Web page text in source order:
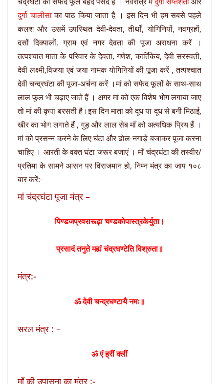
दुर्गा चालीसाका पाठ किया जाता है । इस दिन भी हम सबसे पहले
कलश और उसमें उपस्थित देवी-देवता, तीर्थों, योगिनियों, नवग्रहों,
दसों दिक्पालों, ग्राम एवं नगर देवता की पूजा अराधना करें ।
तत्पश्चात माता के परिवार के देवता, गणेश, कार्तिकेय, देवी सरस्वती,
देवी लक्ष्मी,विजया एवं जया नामक योगिनियों की पूजा करें , तत्पश्चात
देवी चन्द्रघंटा की पूजा-अर्चना करें ।मां को सफेद फूलों के साथ-साथ
लाल फूल भी चढ़ाए जाते हैं । अगर मां को एक विशेष भोग लगाया जाए
तो मां की कृपा बरसती है।इस दिन माता को दूध या दूध से बनी मिठाई,
खीर का भोग लगाते हैं , गुड़ और लाल सेब माँ को अत्यधिक प्रिय हैं ।
मां को प्रसन्न करने के लिए घंटा और ढोल-नगाड़े बजाकर पूजा करना
चाहिए । आरती के वक्त घंटा जरूर बजाएं । माँ चंद्रघंटा की तस्वीर/
प्रतिमा के सामने आसन पर विराजमान हो, निम्न मंत्र का जाप १०८
बार करें:-
मां चंद्रघंटा पूजा मंत्र –
पिण्डजप्रवरारूढ़ा चण्डकोपास्त्रकेर्युता।
प्रसादं तनुते मह्यं चंद्रघण्टेति विश्रुता॥
मंत्र:-
ॐ देवी चन्द्रघण्टायै नमः॥
सरल मंत्र : –
ॐ एं ह्रीं क्लीं
माँ की उपासना का मंत्र :-